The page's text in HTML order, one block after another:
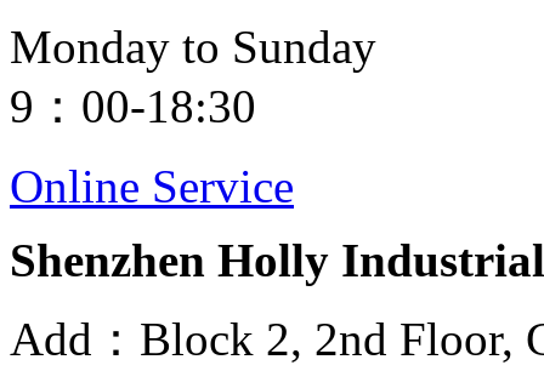
Monday to Sunday
9：00-18:30
Online Service
Shenzhen Holly
Add：Block 2, 2nd Floor,